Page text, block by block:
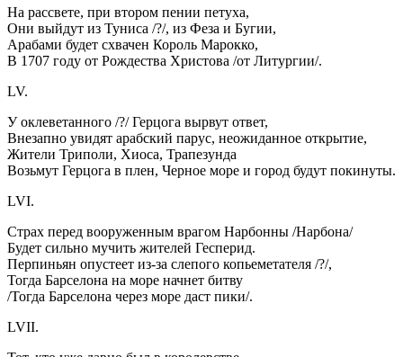
На рассвете, при втором пении петуха,
Они выйдут из Туниса /?/, из Феза и Бугии,
Арабами будет схвачен Король Марокко,
В 1707 году от Рождества Христова /от Литургии/.
LV.
У оклеветанного /?/ Герцога вырвут ответ,
Внезапно увидят арабский парус, неожиданное открытие,
Жители Триполи, Хиоса, Трапезунда
Возьмут Герцога в плен, Черное море и город будут покинуты.
LVI.
Страх перед вооруженным врагом Нарбонны /Нарбона/
Будет сильно мучить жителей Гесперид.
Перпиньян опустеет из-за слепого копьеметателя /?/,
Тогда Барселона на море начнет битву
/Тогда Барселона через море даст пики/.
LVII.